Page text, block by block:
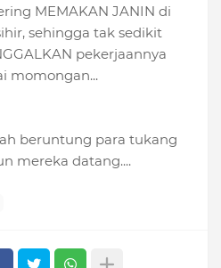
MEMAKAN JANIN di
sehingga tak sedikit
pekerjaannya
momongan...
beruntung para tukang
mereka datang....